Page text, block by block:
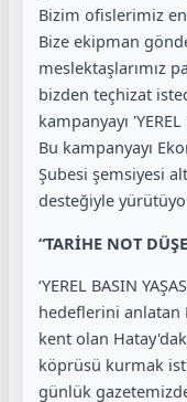
Bizim ofislerimiz
Bize ekipman
meslektaşlarımız
bizden teçhizat
kampanyayı
Bu kampanyayı
Şubesi şemsiyesi
desteğiyle
“TARİHE NOT
‘YEREL BASIN
hedeflerini anlatan
kent olan
köprüsü kurmak
günlük